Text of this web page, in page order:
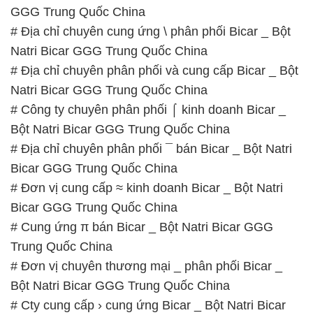
GGG Trung Quốc China
# Địa chỉ chuyên cung ứng \ phân phối Bicar _ Bột
Natri Bicar GGG Trung Quốc China
# Địa chỉ chuyên phân phối và cung cấp Bicar _ Bột
Natri Bicar GGG Trung Quốc China
# Công ty chuyên phân phối ⌠ kinh doanh Bicar _
Bột Natri Bicar GGG Trung Quốc China
# Địa chỉ chuyên phân phối ¯ bán Bicar _ Bột Natri
Bicar GGG Trung Quốc China
# Đơn vị cung cấp ≈ kinh doanh Bicar _ Bột Natri
Bicar GGG Trung Quốc China
# Cung ứng π bán Bicar _ Bột Natri Bicar GGG
Trung Quốc China
# Đơn vị chuyên thương mại _ phân phối Bicar _
Bột Natri Bicar GGG Trung Quốc China
# Cty cung cấp › cung ứng Bicar _ Bột Natri Bicar